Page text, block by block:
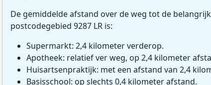
De gemiddelde afstand over de weg tot de
postcodegebied 9287 LR is:
Supermarkt: 2,4 kilometer verderop.
Apotheek: relatief ver weg, op 2,4 kilometer
Huisartsenpraktijk: met een afstand van 2,4
Basisschool: op slechts 0,4 kilometer afstand.